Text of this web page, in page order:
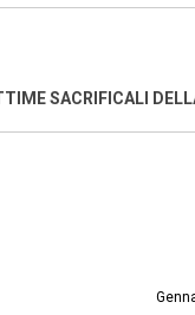
SACRIFICALI